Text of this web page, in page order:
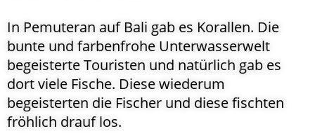
In Pemuteran auf Bali gab es Korallen. Die
bunte und farbenfrohe Unterwasserwelt
begeisterte Touristen und natürlich gab es
dort viele Fische. Diese wiederum
begeisterten die Fischer und diese fischten
fröhlich drauf los.